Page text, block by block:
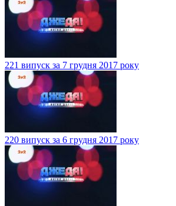
221 випуск за 7 грудня 2017 року
220 випуск за 6 грудня 2017 року